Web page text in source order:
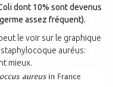
dont 10% sont devenus
assez fréquent).
le voir sur le graphique
auréus:
mieux.